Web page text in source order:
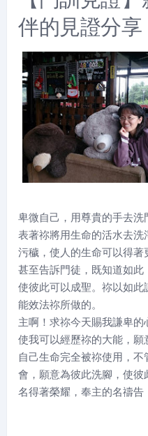
伴的見證分享
卑微自己，用尊貴的手去
表著祢將用生命的活水去
污穢，使人的生命可以得著
甚至告訴門徒，既知道如此
使彼此可以成聖。祢以如
能效法祢所做的。
主啊！求祢今天賜我謙卑的
使我可以經歷祢的大能，
自己生命完全被祢使用，
會，願意為彼此洗腳，使
名得著榮耀，奉主的名禱告